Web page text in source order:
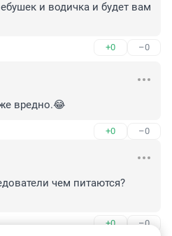
и водичка и будет вам
+0 –0
вредно.😂
+0 –0
чем питаются?
+0 –0